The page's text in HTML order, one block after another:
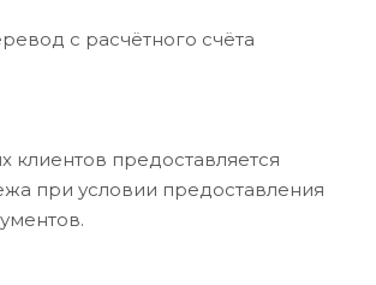
с расчётного счёта
клиентов предоставляется
при условии предоставления